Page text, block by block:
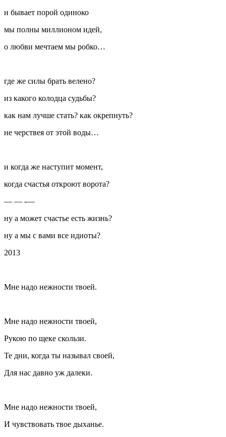
и бывает порой одиноко
мы полны миллионом идей,
о любви мечтаем мы робко…
где же силы брать велено?
из какого колодца судьбы?
как нам лучше стать? как окрепнуть?
не черствея от этой воды…
и когда же наступит момент,
когда счастья откроют ворота?
— — -—
ну а может счастье есть жизнь?
ну а мы с вами все идиоты?
2013
Мне надо нежности твоей.
Мне надо нежности твоей,
Рукою по щеке скользи.
Те дни, когда ты называл своей,
Для нас давно уж далеки.
Мне надо нежности твоей,
И чувствовать твое дыханье.